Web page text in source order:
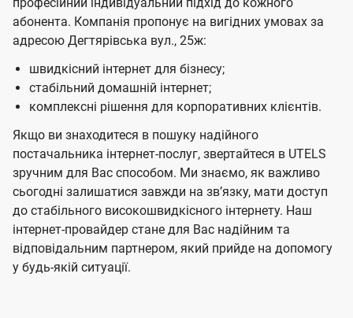
абонента. Компанія пропонує на вигідних умовах за
адресою Дегтярівська вул., 25ж:
швидкісний інтернет для бізнесу;
стабільний домашній інтернет;
комплексні рішення для корпоративних клієнтів.
Якщо ви знаходитеся в пошуку надійного
постачальника інтернет-послуг, звертайтеся в UTELS
зручним для Вас способом. Ми знаємо, як важливо
сьогодні залишатися завжди на звʼязку, мати доступ
до стабільного високошвидкісного інтернету. Наш
інтернет-провайдер стане для Вас надійним та
відповідальним партнером, який прийде на допомогу
у будь-якій ситуації.